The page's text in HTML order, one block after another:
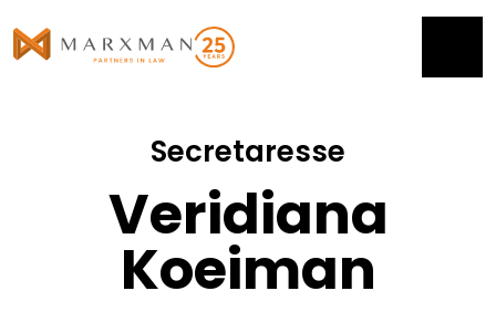
Secretaresse
Veridiana
Koeiman